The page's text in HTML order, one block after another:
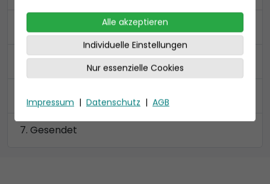
Reiseversicherung
Zusammenfassung
Gesendet
Alle akzeptieren
Individuelle Einstellungen
Nur essenzielle Cookies
Impressum | Datenschutz | AGB